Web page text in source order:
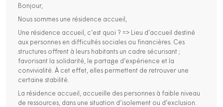
Bonjour,
Nous sommes une résidence accueil,
Une résidence accueil, c’est quoi ? => Lieu d’accueil destiné
aux personnes en difficultés sociales ou financières. Ces
structures offrent à leurs habitants un cadre sécurisant ;
favorisant la solidarité, le partage d’expérience et la
convivialité. À cet effet, elles permettent de retrouver une
certaine stabilité.
La résidence accueil, accueille des personnes à faible niveau
de ressources, dans une situation d’isolement ou d’exclusion.